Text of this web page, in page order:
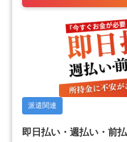
派遣関連
即日払い・週払い・前